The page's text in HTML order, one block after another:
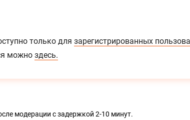
только для зарегистрированных
можно здесь.
модерации с задержкой 2-10 минут.